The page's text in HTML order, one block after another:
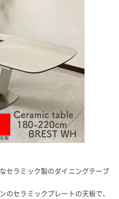
セラミック製のダイニングテーブ
のセラミックプレートの天板で、